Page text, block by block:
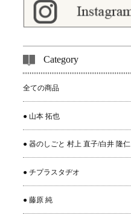
Category
全ての商品
● 山本 拓也
● 器のしごと 村上 直子/白井 隆仁
● チプラスタヂオ
● 藤原 純